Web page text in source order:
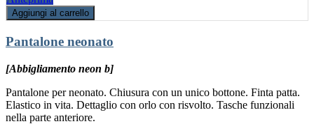
Aggiungi al carrello
Pantalone neonato
[Abbigliamento neon b]
Pantalone per neonato. Chiusura con un unico bottone. Finta patta.
Elastico in vita. Dettaglio con orlo con risvolto. Tasche funzionali
nella parte anteriore.